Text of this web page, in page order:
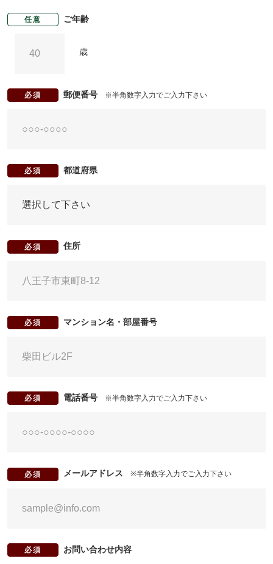
任意 ご年齢
歳
必須 郵便番号 ※半角数字入力でご入力下さい
必須 都道府県
必須 住所
必須 マンション名・部屋番号
必須 電話番号 ※半角数字入力でご入力下さい
必須 メールアドレス ※半角数字入力でご入力下さい
必須 お問い合わせ内容